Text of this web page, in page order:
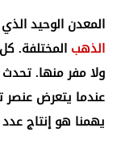
المعدن الوحيد
الذهب المختلفة.
ولا مفر منها. تحدث
عندما يتعرض عنصر
يهمنا هو إنتاج